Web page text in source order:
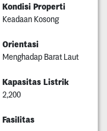
Kondisi Properti
Keadaan Kosong
Orientasi
Menghadap Barat Laut
Kapasitas Listrik
2,200
Fasilitas